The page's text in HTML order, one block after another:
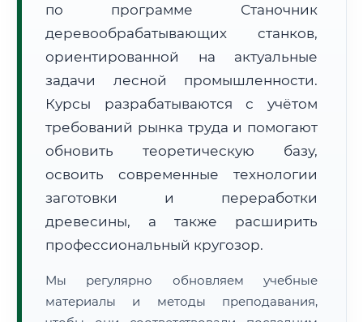
🗺️ Зона обслуживания: г. Одинцово
Расчет логистики оригиналов:
• Маршрут транзита:
~2 834 км
• Экспресс-доставка СДЭК / Почтой: 4–6 рабочих дней
🔍 Нажмите на документ для увеличения и просмотра
по программе Станочник
деревообрабатывающих станков,
ориентированной на актуальные
задачи лесной промышленности.
Курсы разрабатываются с учётом
требований рынка труда и помогают
обновить теоретическую базу,
освоить современные технологии
заготовки и переработки
древесины, а также расширить
профессиональный кругозор.
Мы регулярно обновляем учебные
материалы и методы преподавания,